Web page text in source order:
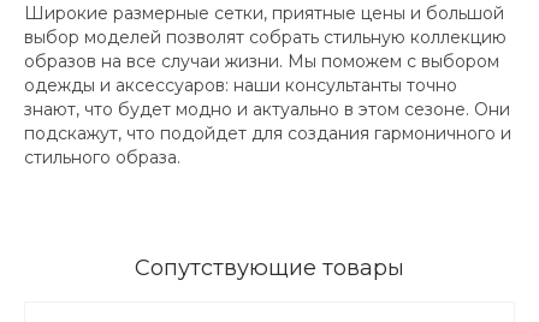
Широкие размерные сетки, приятные цены и большой
выбор моделей позволят собрать стильную коллекцию
образов на все случаи жизни. Мы поможем с выбором
одежды и аксессуаров: наши консультанты точно
знают, что будет модно и актуально в этом сезоне. Они
подскажут, что подойдет для создания гармоничного и
стильного образа.
Сопутствующие товары